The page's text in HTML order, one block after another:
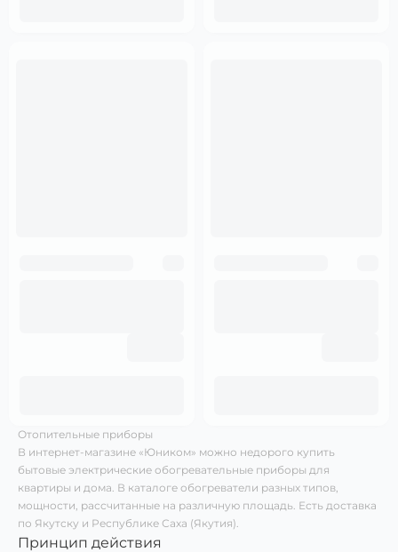
Отопительные приборы
В интернет-магазине «Юником» можно недорого купить
бытовые электрические обогревательные приборы для
квартиры и дома. В каталоге обогреватели разных типов,
мощности, рассчитанные на различную площадь. Есть доставка
по Якутску и Республике Саха (Якутия).
Принцип действия